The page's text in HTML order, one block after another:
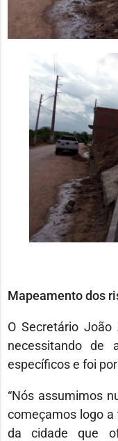
Mapeamento dos
O Secretário
necessitando de
específicos e foi
“Nós assumimos
começamos logo
da cidade que